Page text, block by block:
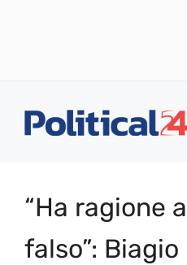
“Ha ragione
falso”: Biagio